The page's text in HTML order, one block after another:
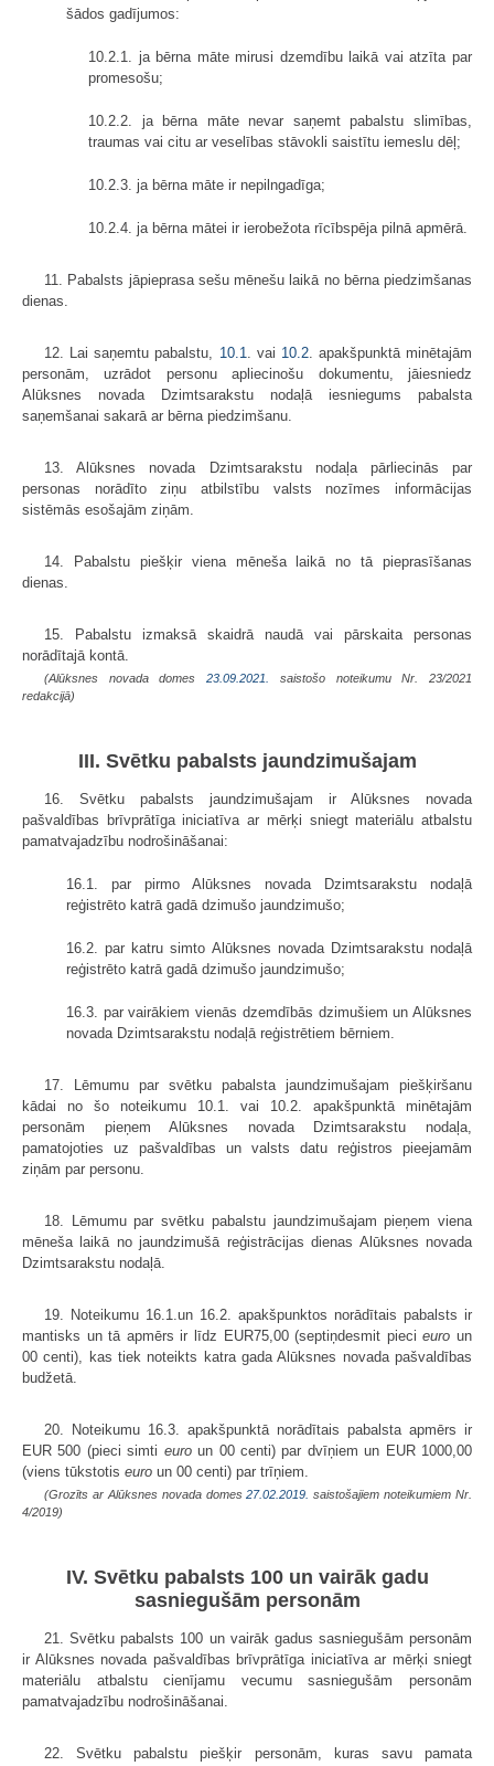
šādos gadījumos:
10.2.1. ja bērna māte mirusi dzemdību laikā vai atzīta par
promesošu;
10.2.2. ja bērna māte nevar saņemt pabalstu slimības,
traumas vai citu ar veselības stāvokli saistītu iemeslu dēļ;
10.2.3. ja bērna māte ir nepilngadīga;
10.2.4. ja bērna mātei ir ierobežota rīcībspēja pilnā apmērā.
11. Pabalsts jāpieprasa sešu mēnešu laikā no bērna piedzimšanas
dienas.
12. Lai saņemtu pabalstu, 10.1. vai 10.2. apakšpunktā minētajām
personām, uzrādot personu apliecinošu dokumentu, jāiesniedz
Alūksnes novada Dzimtsarakstu nodaļā iesniegums pabalsta
saņemšanai sakarā ar bērna piedzimšanu.
13. Alūksnes novada Dzimtsarakstu nodaļa pārliecinās par
personas norādīto ziņu atbilstību valsts nozīmes informācijas
sistēmās esošajām ziņām.
14. Pabalstu piešķir viena mēneša laikā no tā pieprasīšanas
dienas.
15. Pabalstu izmaksā skaidrā naudā vai pārskaita personas
norādītajā kontā.
(Alūksnes novada domes23.09.2021.
saistošo noteikumu Nr. 23/2021
redakcijā)
III. Svētku pabalsts jaundzimušajam
16. Svētku pabalsts jaundzimušajam ir Alūksnes novada
pašvaldības brīvprātīga iniciatīva ar mērķi sniegt materiālu atbalstu
pamatvajadzību nodrošināšanai:
16.1. par pirmo Alūksnes novada Dzimtsarakstu nodaļā
reģistrēto katrā gadā dzimušo jaundzimušo;
16.2. par katru simto Alūksnes novada Dzimtsarakstu nodaļā
reģistrēto katrā gadā dzimušo jaundzimušo;
16.3. par vairākiem vienās dzemdībās dzimušiem un Alūksnes
novada Dzimtsarakstu nodaļā reģistrētiem bērniem.
17. Lēmumu par svētku pabalsta jaundzimušajam piešķiršanu
kādai no šo noteikumu 10.1. vai 10.2. apakšpunktā minētajām
personām pieņem Alūksnes novada Dzimtsarakstu nodaļa,
pamatojoties uz pašvaldības un valsts datu reģistros pieejamām
ziņām par personu.
18. Lēmumu par svētku pabalstu jaundzimušajam pieņem viena
mēneša laikā no jaundzimušā reģistrācijas dienas Alūksnes novada
Dzimtsarakstu nodaļā.
19. Noteikumu 16.1.un 16.2. apakšpunktos norādītais pabalsts ir
mantisks un tā apmērs ir līdz EUR75,00 (septiņdesmit piecieuro un
00 centi), kas tiek noteikts katra gada Alūksnes novada pašvaldības
budžetā.
20. Noteikumu 16.3. apakšpunktā norādītais pabalsta apmērs ir
EUR 500 (pieci simti euroun 00 centi) par dvīņiem un EUR 1000,00
(viens tūkstotis euro un 00 centi) par trīņiem.
(Grozīts ar Alūksnes novada domes27.02.2019. saistošajiem noteikumiem Nr.
4/2019)
IV. Svētku pabalsts 100 un vairāk gadu
sasniegušām personām
21. Svētku pabalsts 100 un vairāk gadus sasniegušām personām
ir Alūksnes novada pašvaldības brīvprātīga iniciatīva ar mērķi sniegt
materiālu atbalstu cienījamu vecumu sasniegušām personām
pamatvajadzību nodrošināšanai.
22. Svētku pabalstu piešķir personām, kuras savu pamata